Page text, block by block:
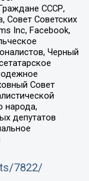
СССР,
Совет Советских
Inc, Facebook,
Черный
Совет
народа,
депутатов
7822/